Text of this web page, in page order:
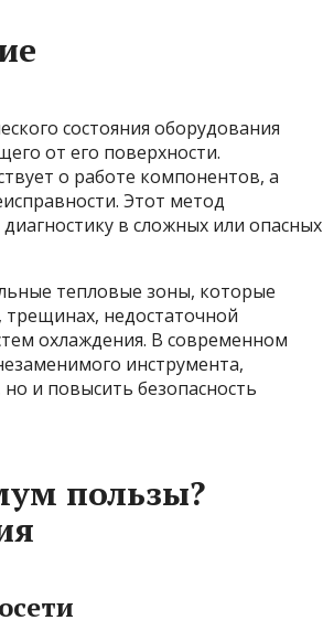
состояния оборудования
от его поверхности.
о работе компонентов, а
Этот метод
в сложных или опасных
тепловые зоны, которые
недостаточной
охлаждения. В современном
инструмента,
и повысить безопасность
пользы?